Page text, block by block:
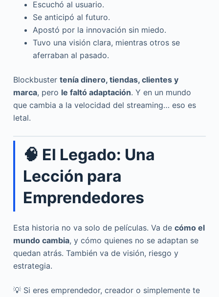
Escuchó al usuario.
Se anticipó al futuro.
Apostó por la innovación sin miedo.
Tuvo una visión clara, mientras otros se
aferraban al pasado.
Blockbuster tenía dinero, tiendas, clientes y
marca, pero le faltó adaptación. Y en un mundo
que cambia a la velocidad del streaming… eso es
letal.
🧠 El Legado: Una
Lección para
Emprendedores
Esta historia no va solo de películas. Va de cómo el
mundo cambia, y cómo quienes no se adaptan se
quedan atrás. También va de visión, riesgo y
estrategia.
💡 Si eres emprendedor, creador o simplemente te